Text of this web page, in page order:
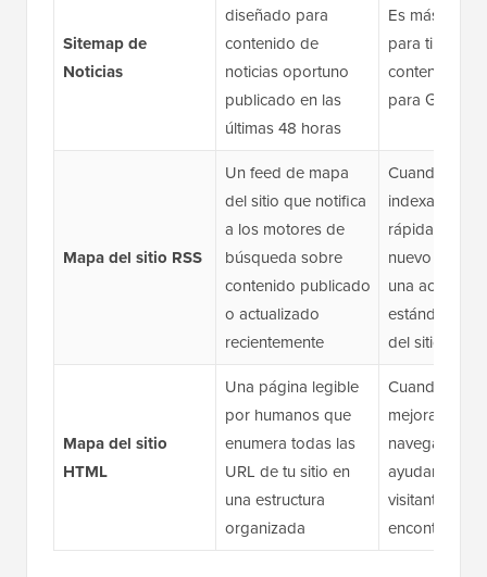
Sitemap de
Noticias
diseñado para
contenido de
noticias oportuno
publicado en las
últimas 48 horas
Es más
para ti si
contenido
para Google
Mapa del sitio RSS
Un feed de mapa
del sitio que notifica
a los motores de
búsqueda sobre
contenido publicado
o actualizado
recientemente
Cuando
indexación
rápida de
nuevo sin
una
estándar del
del sitio
Mapa del sitio
HTML
Una página legible
por humanos que
enumera todas las
URL de tu sitio en
una estructura
organizada
Cuando
mejorar la
navegación
ayudar a los
visitantes a
encontrar